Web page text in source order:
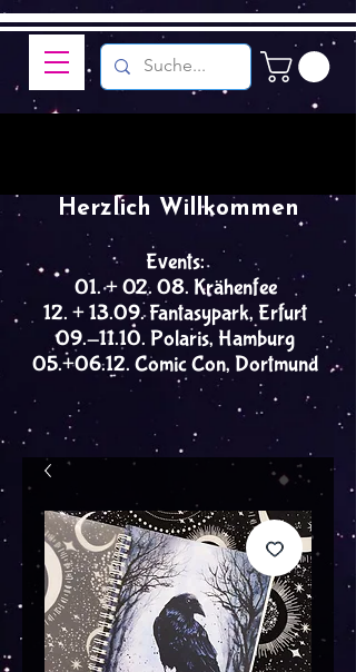
Events:
01. + 02. 08. Krähenfee
12. + 13.09. Fantasypark, Erfurt
09.-11.10. Polaris, Hamburg
05.+06.12. Comic Con, Dortmund
Herzlich Willkommen